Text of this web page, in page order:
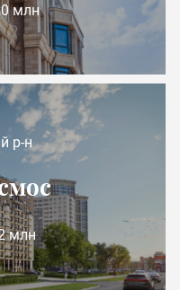
млн
р-н
млн